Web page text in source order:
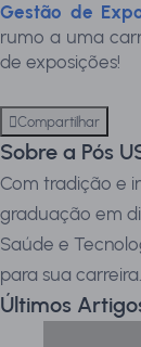
Gestão de
rumo a uma
de exposições!
Compartilhar
Sobre a Pós
Com tradição e
graduação em
Saúde e
para sua carreira.
Últimos